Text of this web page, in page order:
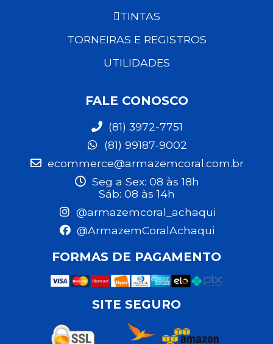
TINTAS
TORNEIRAS E REGISTROS
UTILIDADES
FALE CONOSCO
(81) 3972-7751
(81) 99187-9002
ecommerce@armazemcoral.com.br
Seg a Sex: 08 às 18h
Sáb: 08 às 14h
@armazemcoral_achaqui
@ArmazemCoralAchaqui
FORMAS DE PAGAMENTO
SITE SEGURO